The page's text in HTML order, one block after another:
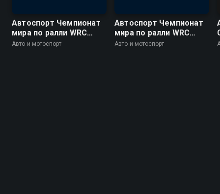
Автоспорт Чемпионат
мира по ралли WRC
2026. 10 этап. Ралли
Авто и мотоспорт
Автоспорт Чемпионат
мира по ралли WRC
2026. 10 этап. Ралли
Авто и мотоспорт